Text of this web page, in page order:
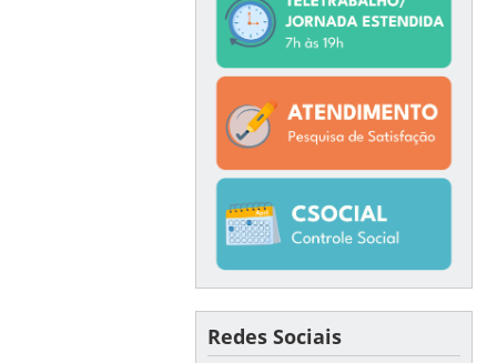
Redes Sociais